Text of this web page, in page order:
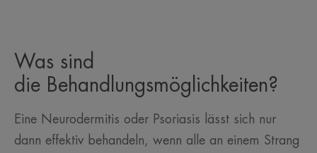
Was sind
die Behandlungsmöglichkeiten?
Eine Neurodermitis oder Psoriasis lässt sich nur
dann effektiv behandeln, wenn alle an einem Strang